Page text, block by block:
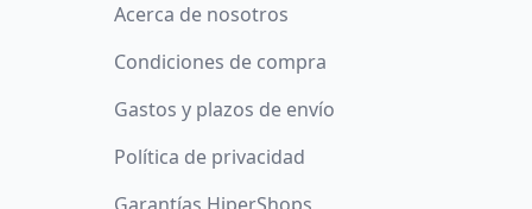
Acerca de nosotros
Condiciones de compra
Gastos y plazos de envío
Política de privacidad